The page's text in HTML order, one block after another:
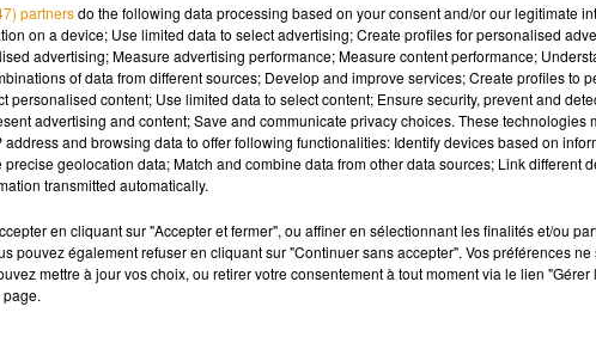
des chercheurs sera cette année 100%
d'Angers seront en ligne, sur internet, ce vendredi
et répondre aux questions des internautes.
par l’organisateur Terre des sciences, pour permettre aux Angevins
le thème retenu est « les petits secrets nocturnes ». Huit mini-
de 19h à 23h, et les internautes sont également invités à
d’Audrey Lavau-Girard coordinatrice de l’événement à Terre
partnersdo the following data processing based on your consent and/or our legitimate
on a device; Use limited data to select advertising; Create profiles for personalised
advertising; Measure advertising performance; Measure content performance;
of data from different sources; Develop and improve services; Create profiles to
personalised content; Use limited data to select content; Ensure security, prevent and
advertising and content; Save and communicate privacy choices. These technologies
address and browsing data to offer following functionalities: Identify devices based on
precise geolocation data; Match and combine data from other data sources; Link different
transmitted automatically.
en cliquant sur "Accepter et fermer", ou affiner en sélectionnant les finalités et/ou
pouvez également refuser en cliquant sur "Continuer sans accepter". Vos préférences
mettre à jour vos choix, ou retirer votre consentement à tout moment via le lien